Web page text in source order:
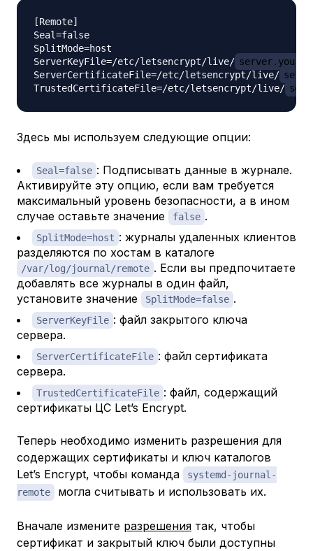
[Remote]
Seal=false
SplitMode=host
ServerKeyFile=/etc/letsencrypt/live/
ServerCertificateFile=/etc/letsencrypt/live/
TrustedCertificateFile=/etc/letsencrypt/live/
Здесь мы используем следующие опции:
Seal=false : Подписывать данные в журнале.
Активируйте эту опцию, если вам требуется
максимальный уровень безопасности, а в ином
случае оставьте значение
false .
SplitMode=host : журналы удаленных клиентов
разделяются по хостам в каталоге
/var/log/journal/remote . Если вы предпочитаете
добавлять все журналы в один файл,
установите значение
SplitMode=false .
ServerKeyFile : файл закрытого ключа
сервера.
ServerCertificateFile : файл сертификата
сервера.
TrustedCertificateFile : файл, содержащий
сертификаты ЦС Let’s Encrypt.
Теперь необходимо изменить разрешения для
содержащих сертификаты и ключ каталогов
Let’s Encrypt, чтобы команда
systemd-journal-
remote
могла считывать и использовать их.
Вначале измените разрешения так, чтобы
сертификат и закрытый ключ были доступны